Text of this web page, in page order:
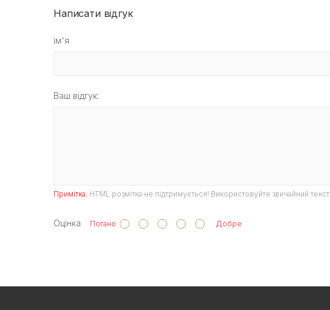
Написати відгук
ім'я
Ваш відгук:
Примітка: HTML розмітка не підтримується! Використовуйте звичайний текст.
Оцінка Погано Добре